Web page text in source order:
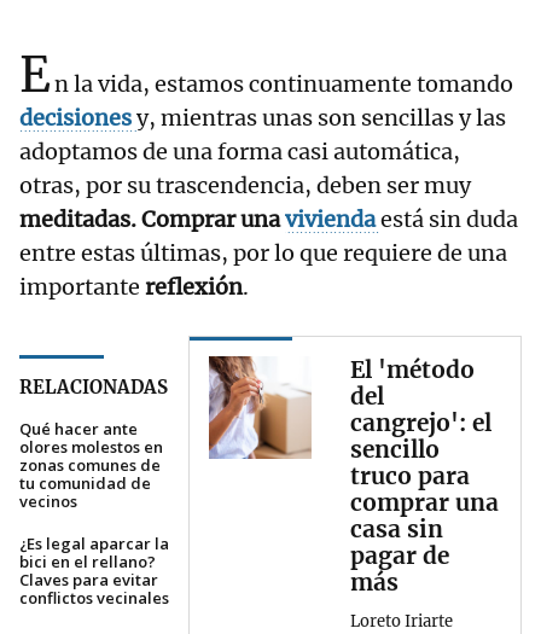
En la vida, estamos continuamente tomando
decisionesy, mientras unas son sencillas y las
adoptamos de una forma casi automática,
otras, por su trascendencia, deben ser muy
meditadas.Comprar unaviviendaestá sin duda
entre estas últimas, por lo que requiere de una
importante reflexión.
RELACIONADAS
Qué hacer ante
olores molestos en
zonas comunes de
tu comunidad de
vecinos
¿Es legal aparcar la
bici en el rellano?
Claves para evitar
conflictos vecinales
El 'método
del
cangrejo': el
sencillo
truco para
comprar una
casa sin
pagar de
más
Loreto Iriarte